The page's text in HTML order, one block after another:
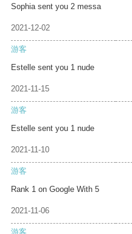
Sophia sent you 2 messa
2021-12-02
游客
Estelle sent you 1 nude
2021-11-15
游客
Estelle sent you 1 nude
2021-11-10
游客
Rank 1 on Google With 5
2021-11-06
游客